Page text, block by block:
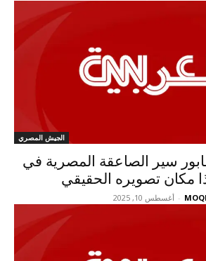
الجيش المصري
سير الصاعقة المصرية في
مكان تصويره الحقيقي
- أغسطس 10, 2025